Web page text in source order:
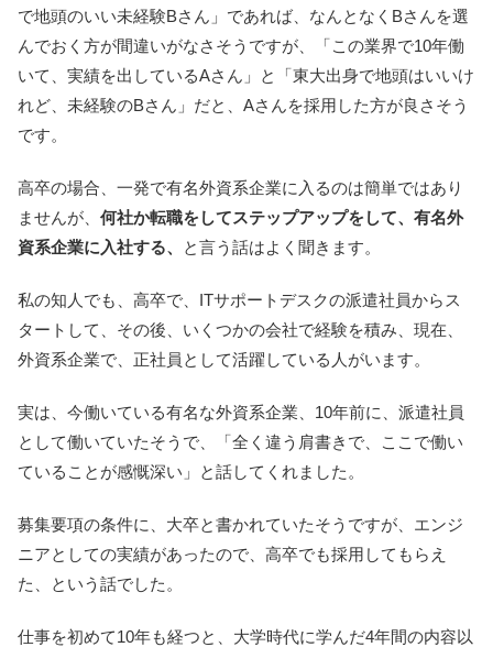
で地頭のいい未経験Bさん」であれば、なんとなくBさんを選
んでおく方が間違いがなさそうですが、「この業界で10年働
いて、実績を出しているAさん」と「東大出身で地頭はいいけ
れど、未経験のBさん」だと、Aさんを採用した方が良さそう
です。
高卒の場合、一発で有名外資系企業に入るのは簡単ではあり
ませんが、 何社か転職をしてステップアップをして、有名外
資系企業に入社する、
と言う話はよく聞きます。
私の知人でも、高卒で、ITサポートデスクの派遣社員からス
タートして、その後、いくつかの会社で経験を積み、現在、
外資系企業で、正社員として活躍している人がいます。
実は、今働いている有名な外資系企業、10年前に、派遣社員
として働いていたそうで、「全く違う肩書きで、ここで働い
ていることが感慨深い」と話してくれました。
募集要項の条件に、大卒と書かれていたそうですが、エンジ
ニアとしての実績があったので、高卒でも採用してもらえ
た、という話でした。
仕事を初めて10年も経つと、大学時代に学んだ4年間の内容以